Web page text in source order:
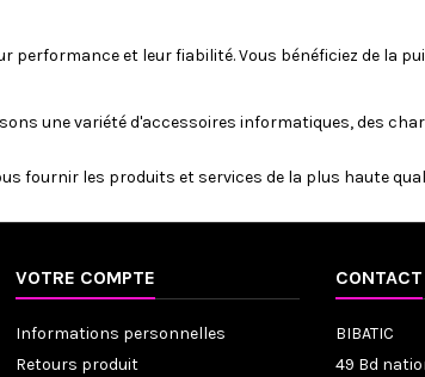
et leur fiabilité. Vous bénéficiez de la
une variété d'accessoires informatiques, des
fournir les produits et services de la plus haute
VOTRE COMPTE
Informations personnelles
Retours produit
CONTACT
BIBATIC
49 Bd